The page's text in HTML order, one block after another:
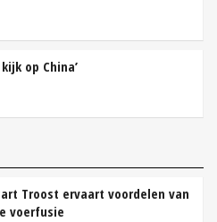
op China’
Troost ervaart voordelen van
voerfusie